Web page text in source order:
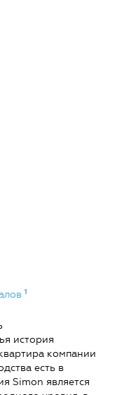
1
история
компании
есть в
Simon является